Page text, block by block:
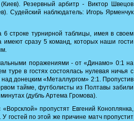
Резервный арбитр - Виктор Швецов
Судейский наблюдатель: Игорь Ярменчук
строке турнирной таблицы, имея в своем
имеют сразу 5 команд, которых наши гости
поражениями - от «Динамо» 0:1 на
в гостях состоялась нулевая ничья с
донецким «Металлургом» 2:1. Пропустив
тайме, футболисты из Полтавы забили
(дубль Артема Громова).
пропустят Евгений Коноплянка,
гостей по этой же причине матч пропустит